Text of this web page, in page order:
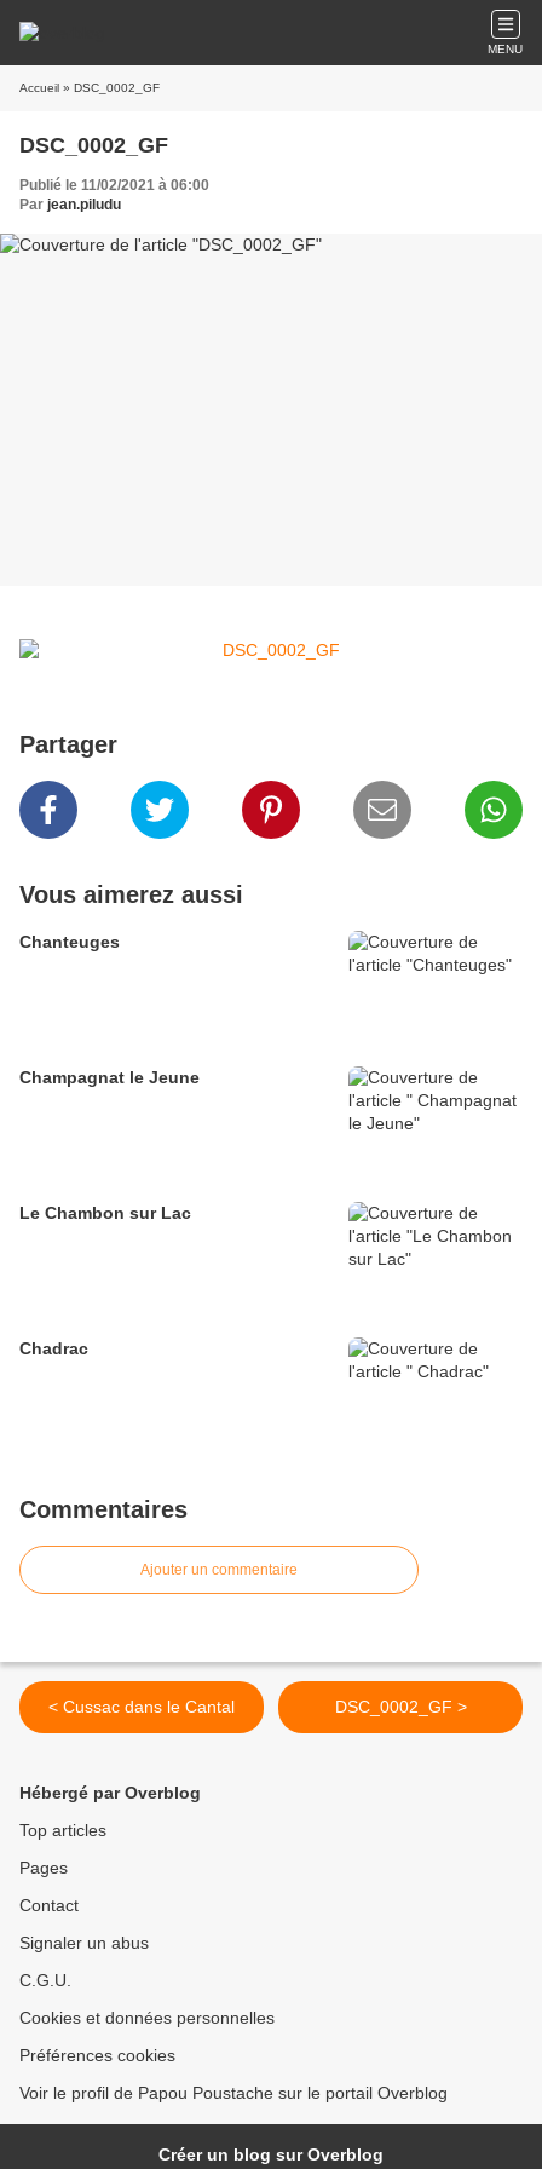
MENU
Accueil » DSC_0002_GF
DSC_0002_GF
Publié le 11/02/2021 à 06:00
Par jean.piludu
Partager
Vous aimerez aussi
Chanteuges
Champagnat le Jeune
Le Chambon sur Lac
Chadrac
Commentaires
Ajouter un commentaire
< Cussac dans le Cantal DSC_0002_GF >
Hébergé par Overblog
Top articles
Pages
Contact
Signaler un abus
C.G.U.
Cookies et données personnelles
Préférences cookies
Voir le profil de Papou Poustache sur le portail Overblog
Créer un blog sur Overblog